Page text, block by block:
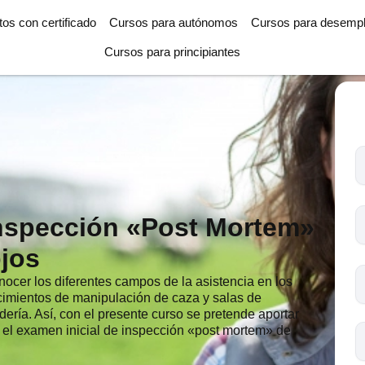
con certificado Cursos para autónomos Cursos para
Cursos para principiantes
«Post Mortem»
los diferentes campos de la asistencia en los
de manipulación de caza y salas de
Así, con el presente curso se pretende aportar
examen inicial de inspección «post mortem» de